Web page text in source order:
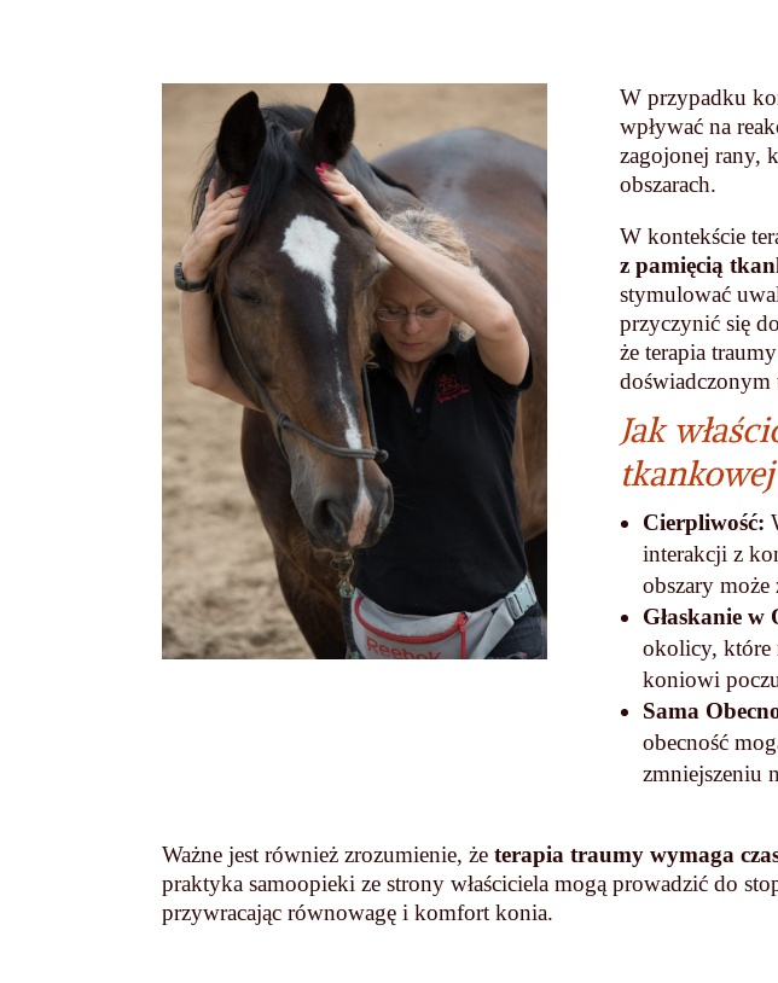
W przypadku
wpływać na
zagojonej rany,
obszarach.
W kontekście
z pamięcią
stymulować
przyczynić się
że terapia
doświadczonym
Jak
Cierpliwość:
interakcji z
obszary może
Głaskanie w
okolicy, które
koniowi
Sama
obecność
zmniejszeniu
Ważne jest również zrozumienie, żeterapia traumy wymaga
praktyka samoopieki ze strony właściciela mogą prowadzić do
przywracając równowagę i komfort konia.